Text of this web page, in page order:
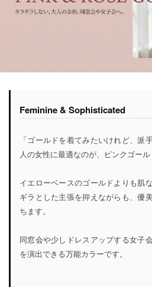
Feminine & Sophisticated
「ゴールドを着てみたいけれど、派
人の女性に最適なのが、ピンクゴール
イエローベースのゴールドよりも肌
ギラとした主張を抑えながらも、優
ちます。
同窓会や少しドレスアップする女子
を演出できる万能カラーです。